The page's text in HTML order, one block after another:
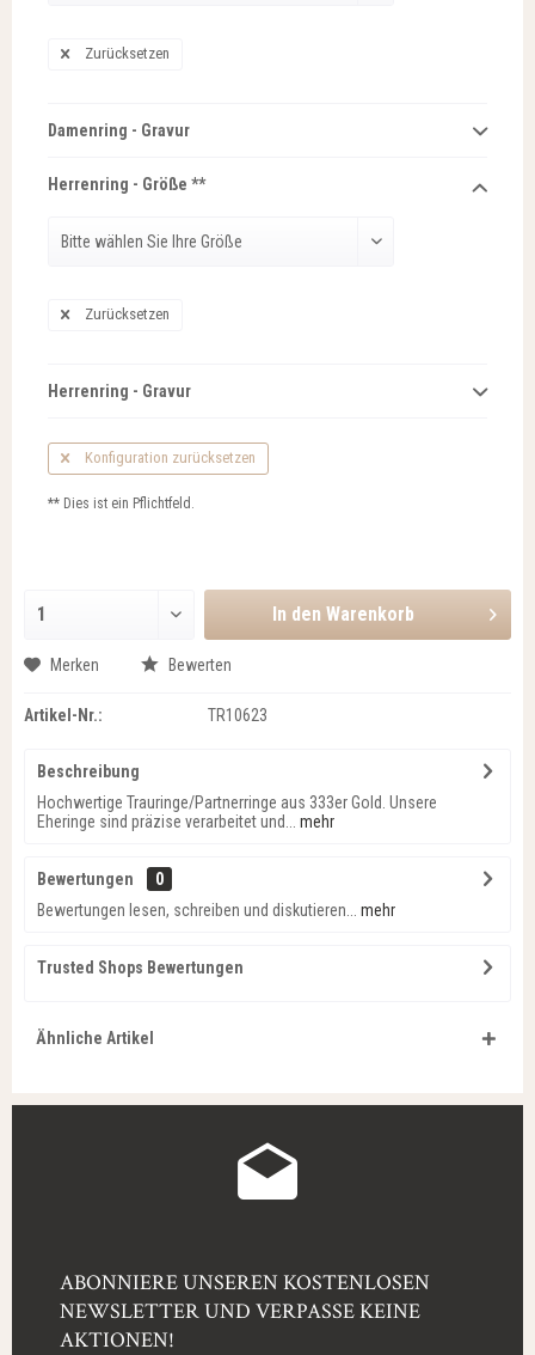
Zurücksetzen
Damenring - Gravur
Herrenring - Größe **
Zurücksetzen
Herrenring - Gravur
Konfiguration zurücksetzen
** Dies ist ein Pflichtfeld.
In den Warenkorb
Merken Bewerten
Artikel-Nr.: TR10623
Beschreibung
Hochwertige Trauringe/Partnerringe aus 333er Gold. Unsere
Eheringe sind präzise verarbeitet und...
mehr
Bewertungen
0
Bewertungen lesen, schreiben und diskutieren...
mehr
Trusted Shops Bewertungen
Ähnliche Artikel
ABONNIERE UNSEREN KOSTENLOSEN
NEWSLETTER UND VERPASSE KEINE
AKTIONEN!